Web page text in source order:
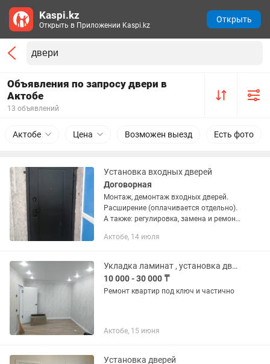
Объявления по запросу двери в
Актобе
13 объявлений
Актобе Цена Возможен выезд Есть фото
Установка входных дверей
Договорная
Монтаж, демонтаж входных дверей.
Расширение (оплачивается отдельно).
А также: регулировка, замена и ремонт
входной двери. Работа любой
Актобе, 14 июля
Укладка ламинат , установка дверей , укладка кафеля
10 000 - 30 000 ₸
Ремонт квартир под ключ и частично
Актобе, 15 июня
Установка дверей
Kaspi.kz
Открыть в Приложении Kaspi.kz
Открыть